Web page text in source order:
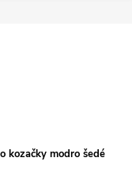
kozačky modro šedé